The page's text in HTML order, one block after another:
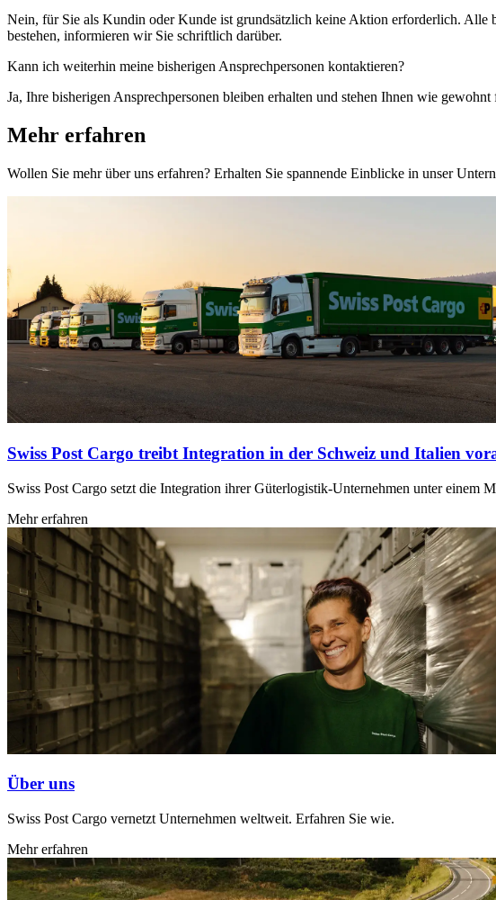
Nein, für Sie als Kundin oder Kunde ist grundsätzlich keine Aktion erforderlich. Alle
bestehen, informieren wir Sie schriftlich darüber.
Kann ich weiterhin meine bisherigen Ansprechpersonen kontaktieren?
Ja, Ihre bisherigen Ansprechpersonen bleiben erhalten und stehen Ihnen wie
Mehr erfahren
Wollen Sie mehr über uns erfahren? Erhalten Sie spannende Einblicke in unser
Swiss Post Cargo treibt Integration in der Schweiz und Italien
Swiss Post Cargo setzt die Integration ihrer Güterlogistik-Unternehmen unter
Mehr erfahren
Über uns
Swiss Post Cargo vernetzt Unternehmen weltweit. Erfahren Sie wie.
Mehr erfahren